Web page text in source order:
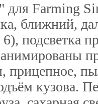
Farming
ближний,
подсветка
прицепное,
кузова.